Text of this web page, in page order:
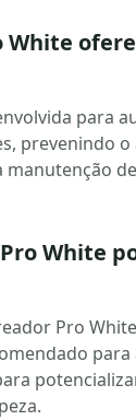
White
para
prevenindo o
White
Pro